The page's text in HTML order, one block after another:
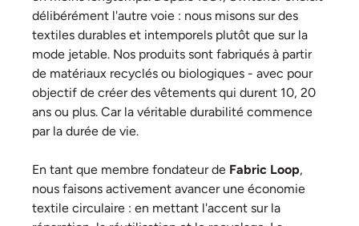
délibérément l'autre voie : nous misons sur des
textiles durables et intemporels plutôt que sur la
mode jetable. Nos produits sont fabriqués à partir
de matériaux recyclés ou biologiques - avec pour
objectif de créer des vêtements qui durent 10, 20
ans ou plus. Car la véritable durabilité commence
par la durée de vie.
En tant que membre fondateur de Fabric Loop,
nous faisons activement avancer une économie
textile circulaire : en mettant l'accent sur la